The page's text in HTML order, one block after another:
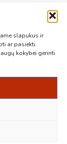
slapukus ir
ar pasiekti.
kokybei gerinti
grindys, paklotai,
prekės